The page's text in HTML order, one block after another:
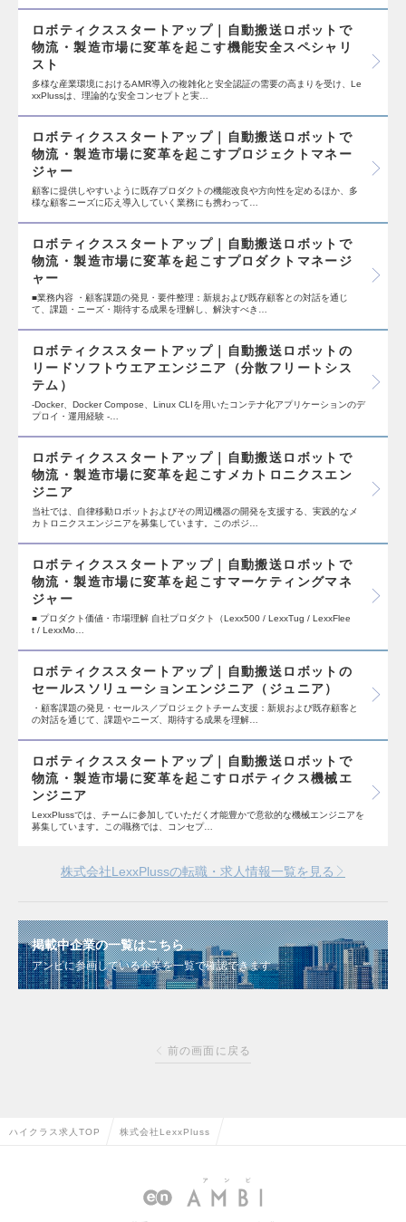
ロボティクススタートアップ｜自動搬送ロボットで
物流・製造市場に変革を起こす機能安全スペシャリ
スト
多様な産業環境におけるAMR導入の複雑化と安全認証の需要の高まりを受け、Le
xxPlussは、理論的な安全コンセプトと実…
ロボティクススタートアップ｜自動搬送ロボットで
物流・製造市場に変革を起こすプロジェクトマネー
ジャー
顧客に提供しやすいように既存プロダクトの機能改良や方向性を定めるほか、多
様な顧客ニーズに応え導入していく業務にも携わって…
ロボティクススタートアップ｜自動搬送ロボットで
物流・製造市場に変革を起こすプロダクトマネージ
ャー
■業務内容 ・顧客課題の発見・要件整理：新規および既存顧客との対話を通じ
て、課題・ニーズ・期待する成果を理解し、解決すべき…
ロボティクススタートアップ｜自動搬送ロボットの
リードソフトウエアエンジニア（分散フリートシス
テム）
-Docker、Docker Compose、Linux CLIを用いたコンテナ化アプリケーションのデ
プロイ・運用経験 -…
ロボティクススタートアップ｜自動搬送ロボットで
物流・製造市場に変革を起こすメカトロニクスエン
ジニア
当社では、自律移動ロボットおよびその周辺機器の開発を支援する、実践的なメ
カトロニクスエンジニアを募集しています。このポジ…
ロボティクススタートアップ｜自動搬送ロボットで
物流・製造市場に変革を起こすマーケティングマネ
ジャー
■ プロダクト価値・市場理解 自社プロダクト（Lexx500 / LexxTug / LexxFlee
t / LexxMo…
ロボティクススタートアップ｜自動搬送ロボットの
セールスソリューションエンジニア（ジュニア）
・顧客課題の発見・セールス／プロジェクトチーム支援：新規および既存顧客と
の対話を通じて、課題やニーズ、期待する成果を理解…
ロボティクススタートアップ｜自動搬送ロボットで
物流・製造市場に変革を起こすロボティクス機械エ
ンジニア
LexxPlussでは、チームに参加していただく才能豊かで意欲的な機械エンジニアを
募集しています。この職務では、コンセプ…
株式会社LexxPlussの転職・求人情報一覧を見る
掲載中企業の一覧はこちら
アンビに参画している企業を一覧で確認できます
前の画面に戻る
ハイクラス求人TOP 株式会社LexxPluss